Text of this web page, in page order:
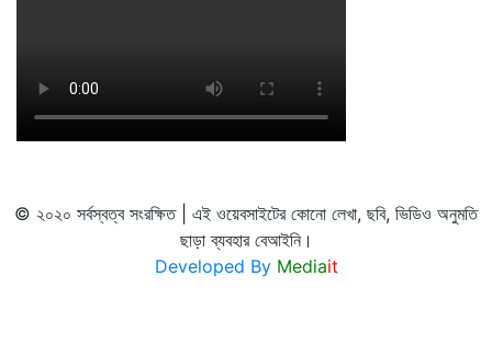
© ২০২০ সর্বস্বত্ব সংরক্ষিত | এই ওয়েবসাইটের কোনো লেখা, ছবি, ভিডিও অনুমতি
ছাড়া ব্যবহার বেআইনি।
Developed By Mediait